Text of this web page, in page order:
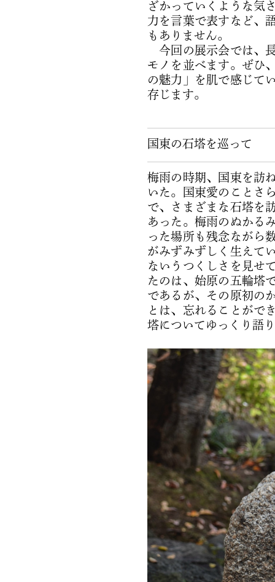
ざかっていくような気
力を言葉で表すなど、
もありません。
今回の展示会では、
モノを並べます。ぜひ
の魅力」を肌で感じて
存じます。
国東の石塔を巡っ
梅雨の時期、国東を訪
いた。国東愛のことさ
で、さまざまな石塔を
あった。梅雨のぬかる
った場所も残念ながら
がみずみずしく生えて
ないうつくしさを見せ
たのは、始原の五輪塔
であるが、その原初の
とは、忘れることがで
塔についてゆっくり語